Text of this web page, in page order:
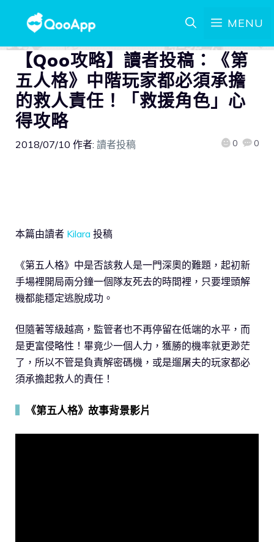
MENU
【Qoo攻略】讀者投稿：《第
五人格》中階玩家都必須承擔
的救人責任！「救援角色」心
得攻略
2018/07/10 作者: 讀者投稿 0 0
本篇由讀者 Kilara 投稿
《第五人格》中是否該救人是一門深奧的難題，起初新
手場裡開局兩分鐘一個隊友死去的時間裡，只要埋頭解
機都能穩定逃脫成功。
但隨著等級越高，監管者也不再停留在低端的水平，而
是更富侵略性！畢竟少一個人力，獲勝的機率就更渺茫
了，所以不管是負責解密碼機，或是遛屠夫的玩家都必
須承擔起救人的責任！
《第五人格》故事背景影片